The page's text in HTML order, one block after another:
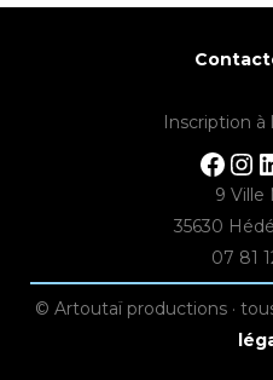
Inscription
Facebook Instagram LinkedIn
9 Ville
35630
07 81
© Artoutaï productions ·